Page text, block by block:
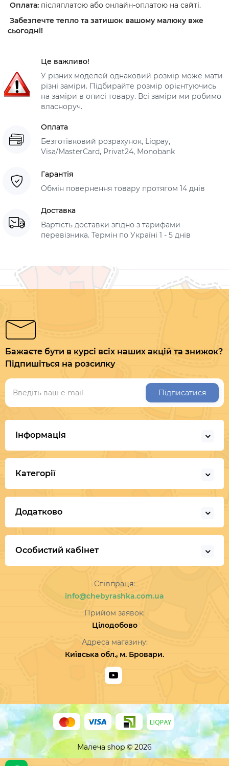
Оплата: післяплатою або онлайн-оплатою на сайті.
Забезпечте тепло та затишок вашому малюку вже
сьогодні!
Це важливо!
У різних моделей однаковий розмір може мати
різні заміри. Підбирайте розмір орієнтуючись
на заміри в описі товару. Всі заміри ми робимо
власноруч.
Оплата
Безготівковий розрахунок, Liqpay,
Visa/MasterCard, Privat24, Monobank
Гарантія
Обмін повернення товару протягом 14 днів
Доставка
Вартість доставки згідно з тарифами
перевізника. Термін по Україні 1 - 5 днів
Бажаєте бути в курсі всіх наших акцій та знижок?
Підпишіться на розсилку
Підписатися
Інформація
Категорії
Додатково
Особистий кабінет
Співпраця:
info@chebyrashka.com.ua
Прийом заявок:
Цілодобово
Адреса магазину:
Київська обл., м. Бровари.
Малеча shop © 2026